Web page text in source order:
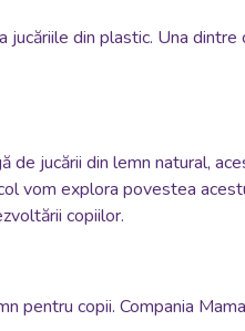
din plastic. Una dintre
de jucării din lemn natural,
vom explora povestea
copiilor.
pentru copii. Compania